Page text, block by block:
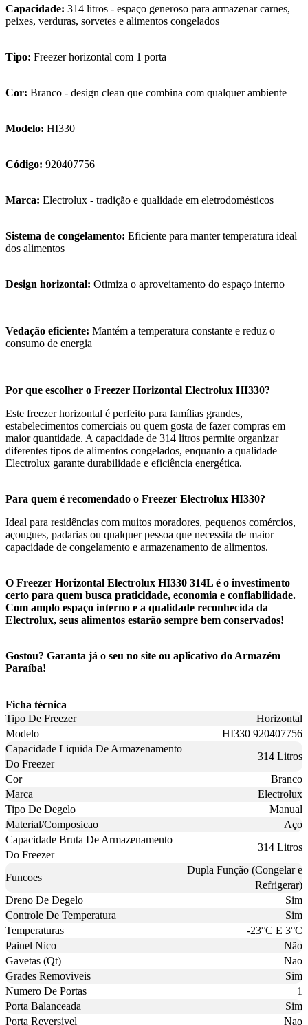
Capacidade: 314 litros - espaço generoso para armazenar carnes,
peixes, verduras, sorvetes e alimentos congelados
Tipo: Freezer horizontal com 1 porta
Cor: Branco - design clean que combina com qualquer ambiente
Modelo: HI330
Código: 920407756
Marca: Electrolux - tradição e qualidade em eletrodomésticos
Sistema de congelamento: Eficiente para manter temperatura ideal
dos alimentos
Design horizontal: Otimiza o aproveitamento do espaço interno
Vedação eficiente: Mantém a temperatura constante e reduz o
consumo de energia
Por que escolher o Freezer Horizontal Electrolux HI330?
Este freezer horizontal é perfeito para famílias grandes,
estabelecimentos comerciais ou quem gosta de fazer compras em
maior quantidade. A capacidade de 314 litros permite organizar
diferentes tipos de alimentos congelados, enquanto a qualidade
Electrolux garante durabilidade e eficiência energética.
Para quem é recomendado o Freezer Electrolux HI330?
Ideal para residências com muitos moradores, pequenos comércios,
açougues, padarias ou qualquer pessoa que necessita de maior
capacidade de congelamento e armazenamento de alimentos.
O Freezer Horizontal Electrolux HI330 314L é o investimento
certo para quem busca praticidade, economia e confiabilidade.
Com amplo espaço interno e a qualidade reconhecida da
Electrolux, seus alimentos estarão sempre bem conservados!
Gostou? Garanta já o seu no site ou aplicativo do Armazém
Paraíba!
Ficha técnica
Tipo De Freezer
Horizontal
Modelo
HI330 920407756
Capacidade Liquida De Armazenamento
Do Freezer
314 Litros
Cor
Branco
Marca
Electrolux
Tipo De Degelo
Manual
Material/Composicao
Aço
Capacidade Bruta De Armazenamento
Do Freezer
314 Litros
Funcoes
Dupla Função (Congelar e
Refrigerar)
Dreno De Degelo
Sim
Controle De Temperatura
Sim
Temperaturas
-23°C E 3°C
Painel Nico
Não
Gavetas (Qt)
Nao
Grades Removiveis
Sim
Numero De Portas
1
Porta Balanceada
Sim
Porta Reversivel
Nao